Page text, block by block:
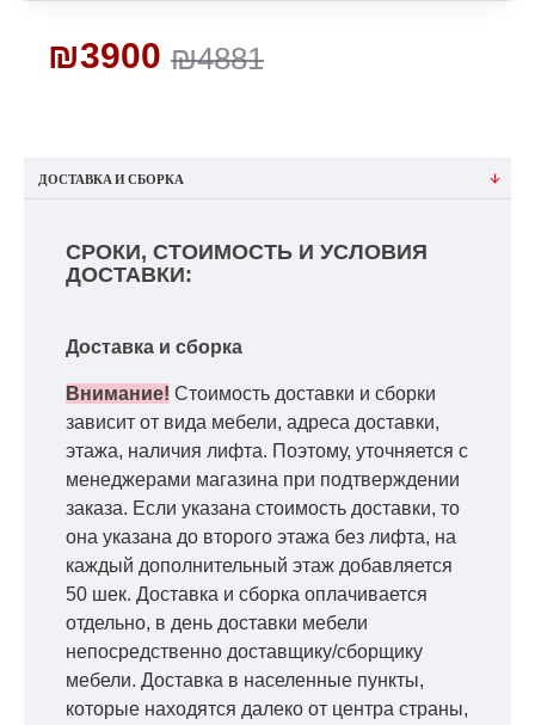
₪4881
₪3900
ДОСТАВКА И СБОРКА
СРОКИ, СТОИМОСТЬ И УСЛОВИЯ
ДОСТАВКИ:
Доставка и сборка
Внимание! Стоимость доставки и сборки
зависит от вида мебели, адреса доставки,
этажа, наличия лифта. Поэтому, уточняется с
менеджерами магазина при подтверждении
заказа. Если указана стоимость доставки, то
она указана до второго этажа без лифта, на
каждый дополнительный этаж добавляется
50 шек. Доставка и сборка оплачивается
отдельно, в день доставки мебели
непосредственно доставщику/сборщику
мебели. Доставка в населенные пункты,
которые находятся далеко от центра страны,